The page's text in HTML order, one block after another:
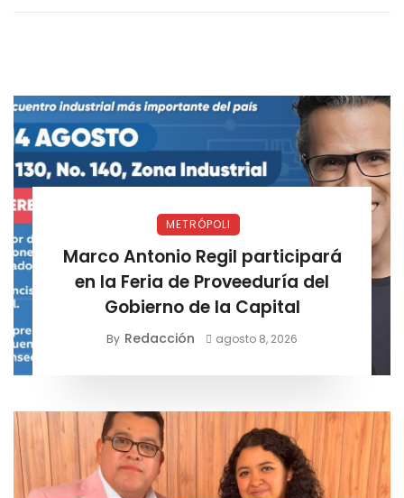
METRÓPOLI
Marco Antonio Regil participará
en la Feria de Proveeduría del
Gobierno de la Capital
By Redacción agosto 8, 2026